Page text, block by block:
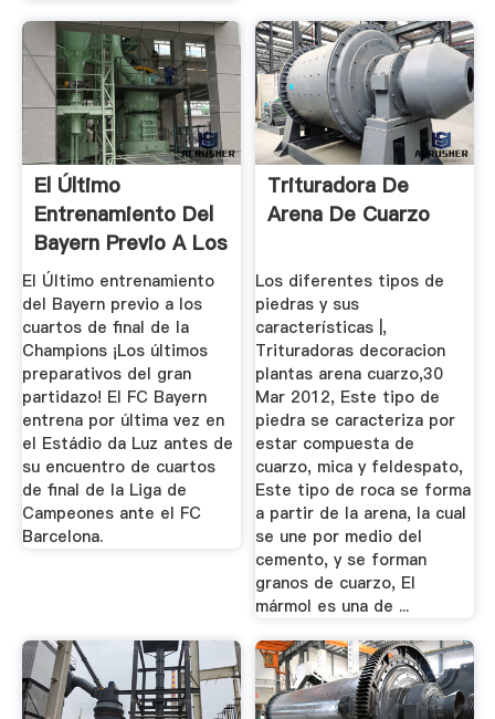
El Último
Entrenamiento Del
Bayern Previo A Los
Cuartos De ...
El Último entrenamiento
del Bayern previo a los
cuartos de final de la
Champions ¡Los últimos
preparativos del gran
partidazo! El FC Bayern
entrena por última vez en
el Estádio da Luz antes de
su encuentro de cuartos
de final de la Liga de
Campeones ante el FC
Barcelona.
Trituradora De
Arena De Cuarzo
Los diferentes tipos de
piedras y sus
características |,
Trituradoras decoracion
plantas arena cuarzo,30
Mar 2012, Este tipo de
piedra se caracteriza por
estar compuesta de
cuarzo, mica y feldespato,
Este tipo de roca se forma
a partir de la arena, la cual
se une por medio del
cemento, y se forman
granos de cuarzo, El
mármol es una de ...